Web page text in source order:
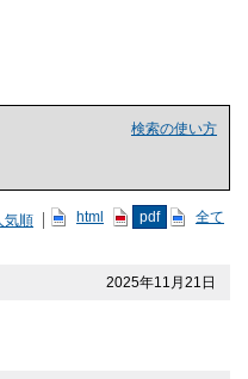
検索の使い方
気順 html pdf 全て
2025年11月21日